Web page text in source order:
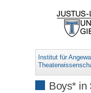
Institut für
Boys* in